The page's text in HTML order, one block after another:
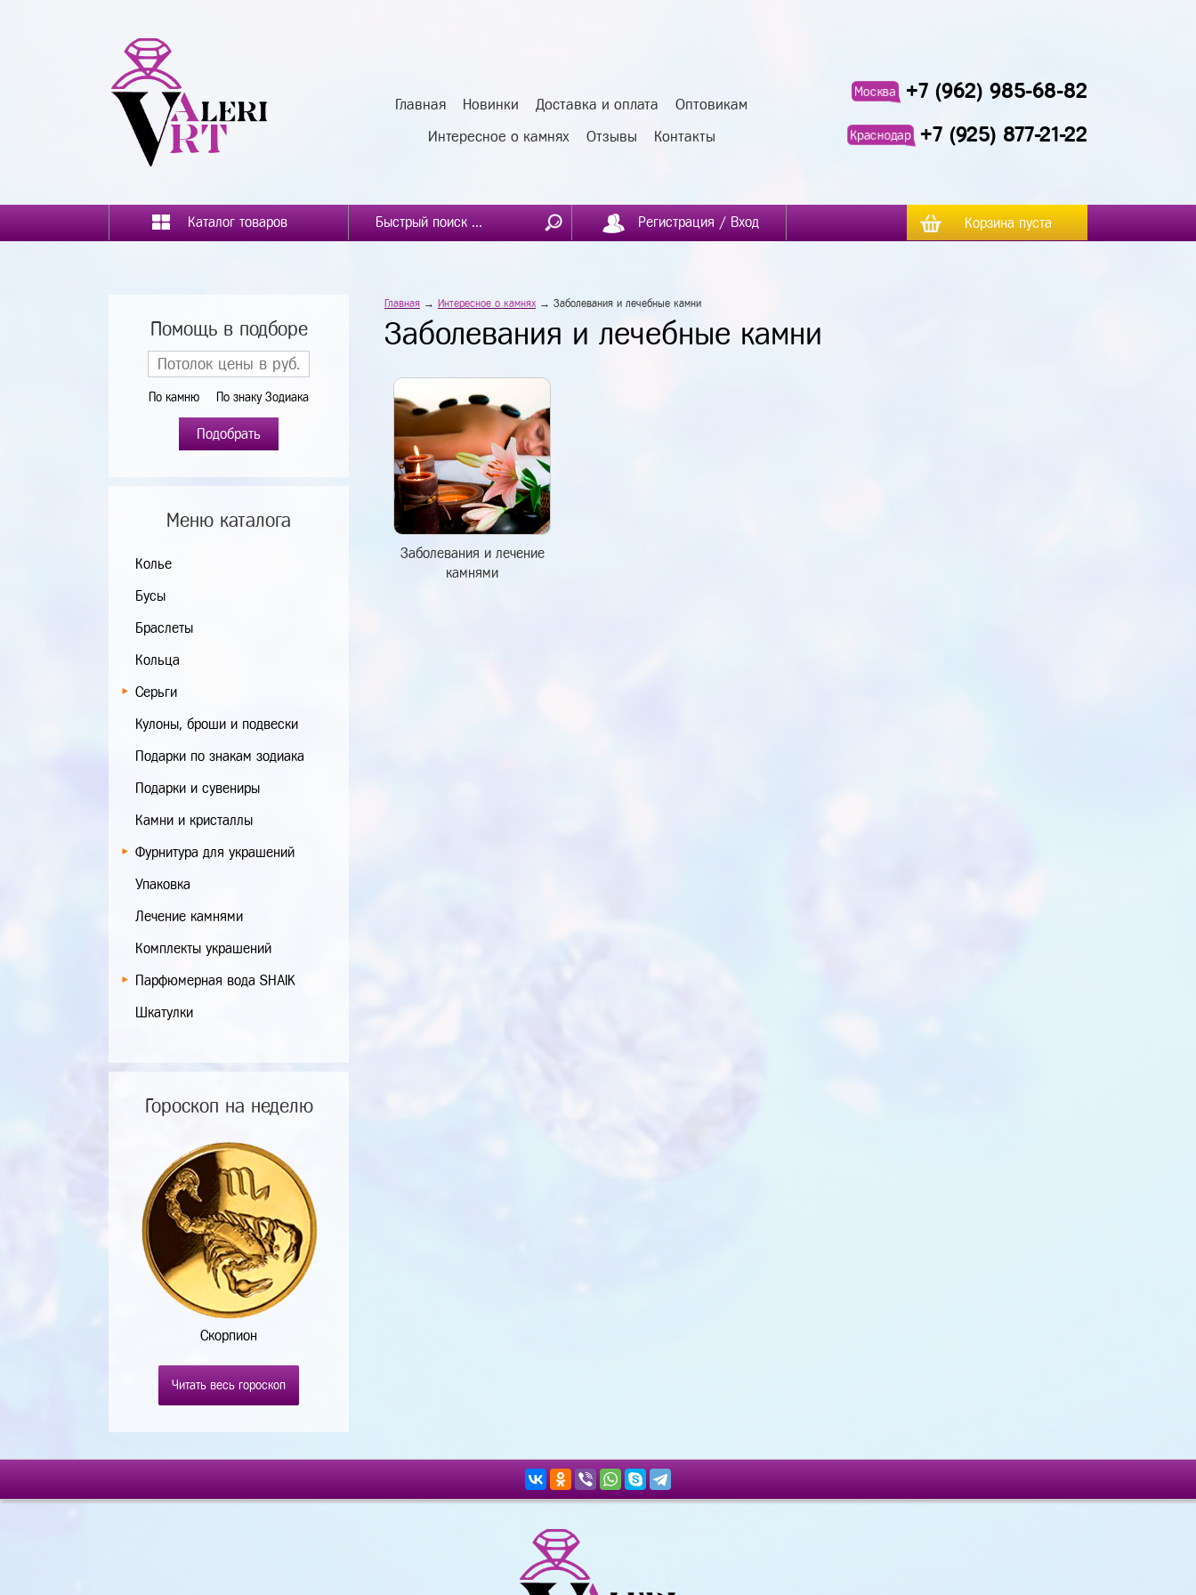
Главная Новинки Доставка и оплата Оптовикам
Интересное о камнях Отзывы Контакты
Москва +7 (962) 985-68-82
Краснодар +7 (925) 877-21-22
Каталог товаров Регистрация / Вход Корзина пуста
Помощь в подборе
По камню По знаку Зодиака
Подобрать
Меню каталога
Колье
Бусы
Браслеты
Кольца
Серьги
Кулоны, броши и подвески
Подарки по знакам зодиака
Подарки и сувениры
Камни и кристаллы
Фурнитура для украшений
Упаковка
Лечение камнями
Комплекты украшений
Парфюмерная вода SHAIK
Шкатулки
Гороскоп на неделю
Скорпион
Читать весь гороскоп
Главная → Интересное о камнях → Заболевания и лечебные камни
Заболевания и лечебные камни
Заболевания и лечение
камнями